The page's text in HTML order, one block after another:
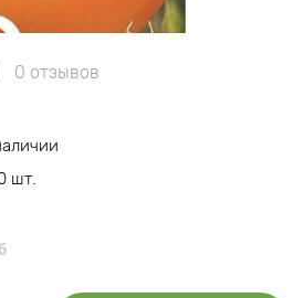
0 отзывов
шт.